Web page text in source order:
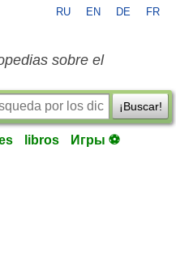
RU EN DE FR
sobre el
¡Buscar!
libros Игры ⚽